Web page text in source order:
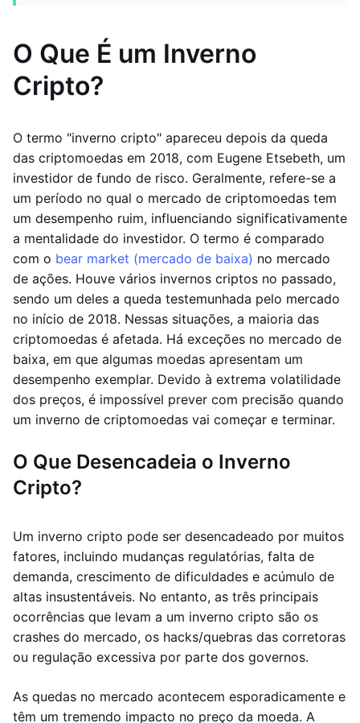
O Que É um Inverno
Cripto?
O termo "inverno cripto" apareceu depois da queda
das criptomoedas em 2018, com Eugene Etsebeth, um
investidor de fundo de risco. Geralmente, refere-se a
um período no qual o mercado de criptomoedas tem
um desempenho ruim, influenciando significativamente
a mentalidade do investidor. O termo é comparado
com o bear market (mercado de baixa) no mercado
de ações. Houve vários invernos criptos no passado,
sendo um deles a queda testemunhada pelo mercado
no início de 2018. Nessas situações, a maioria das
criptomoedas é afetada. Há exceções no mercado de
baixa, em que algumas moedas apresentam um
desempenho exemplar. Devido à extrema volatilidade
dos preços, é impossível prever com precisão quando
um inverno de criptomoedas vai começar e terminar.
O Que Desencadeia o Inverno
Cripto?
Um inverno cripto pode ser desencadeado por muitos
fatores, incluindo mudanças regulatórias, falta de
demanda, crescimento de dificuldades e acúmulo de
altas insustentáveis. No entanto, as três principais
ocorrências que levam a um inverno cripto são os
crashes do mercado, os hacks/quebras das corretoras
ou regulação excessiva por parte dos governos.
As quedas no mercado acontecem esporadicamente e
têm um tremendo impacto no preço da moeda. A